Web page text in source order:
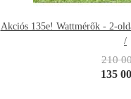
Akciós 135e! Wattmérők - 2-
/
210
135